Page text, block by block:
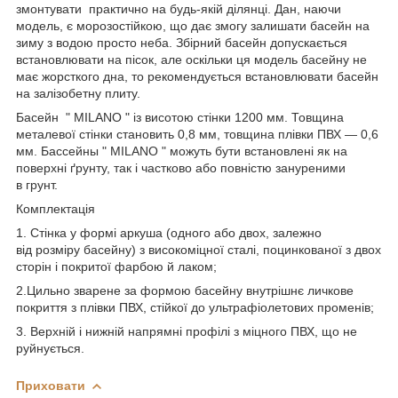
змонтувати практично на будь-якій ділянці. Дан , наючи
модель, є морозостійкою, що дає змогу залишати басейн на
зиму з водою просто неба. Збірний басейн допускається
встановлювати на пісок, але оскільки ця модель басейну не
має жорсткого дна, то рекомендується встановлювати басейн
на залізобетну плиту.
Басейн " MILANO " із висотою стінки 1200 мм. Товщина
металевої стінки становить 0,8 мм, товщина плівки ПВХ — 0,6
мм. Бассейны " MILANO " можуть бути встановлені як на
поверхні ґрунту, так і частково або повністю зануреними
в грунт.
Комплектація
1. Стінка у формі аркуша (одного або двох, залежно
від розміру басейну) з високоміцної сталі, поцинкованої з двох
сторін і покритої фарбою й лаком;
2.Цильно зварене за формою басейну внутрішнє личкове
покриття з плівки ПВХ, стійкої до ультрафіолетових променів;
3. Верхній і нижній напрямні профілі з міцного ПВХ, що не
руйнується.
Приховати